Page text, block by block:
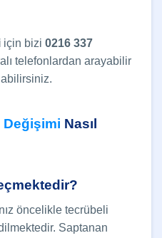
için bizi 0216 337
telefonlardan arayabilir
Değişimi Nasıl
öncelikle tecrübeli
Saptanan